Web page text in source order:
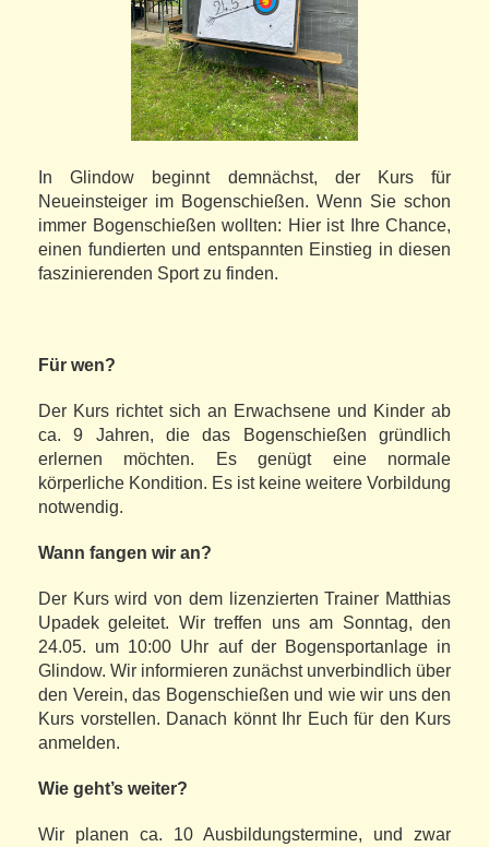
In Glindow beginnt demnächst, der Kurs für
Neueinsteiger im Bogenschießen. Wenn Sie schon
immer Bogenschießen wollten: Hier ist Ihre Chance,
einen fundierten und entspannten Einstieg in diesen
faszinierenden Sport zu finden.
Für wen?
Der Kurs richtet sich an Erwachsene und Kinder ab
ca. 9 Jahren, die das Bogenschießen gründlich
erlernen möchten. Es genügt eine normale
körperliche Kondition. Es ist keine weitere Vorbildung
notwendig.
Wann fangen wir an?
Der Kurs wird von dem lizenzierten Trainer Matthias
Upadek geleitet. Wir treffen uns am Sonntag, den
24.05. um 10:00 Uhr auf der Bogensportanlage in
Glindow. Wir informieren zunächst unverbindlich über
den Verein, das Bogenschießen und wie wir uns den
Kurs vorstellen. Danach könnt Ihr Euch für den Kurs
anmelden.
Wie geht’s weiter?
Wir planen ca. 10 Ausbildungstermine, und zwar